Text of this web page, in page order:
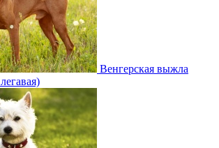
Венгерская выжла